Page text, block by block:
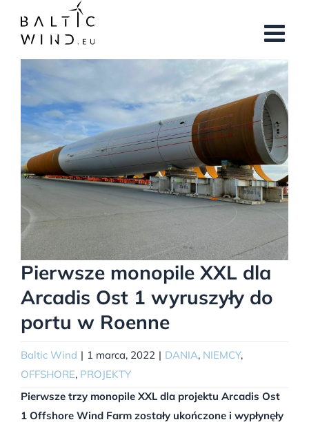
zawartości
Pokaż
większy
obrazek
Pierwsze monopile XXL dla
Arcadis Ost 1 wyruszyły do
portu w Roenne
Baltic Wind | 1 marca, 2022 | DANIA, NIEMCY,
OFFSHORE, PROJEKTY
Pierwsze trzy monopile XXL dla projektu Arcadis Ost
1 Offshore Wind Farm zostały ukończone i wypłynęły